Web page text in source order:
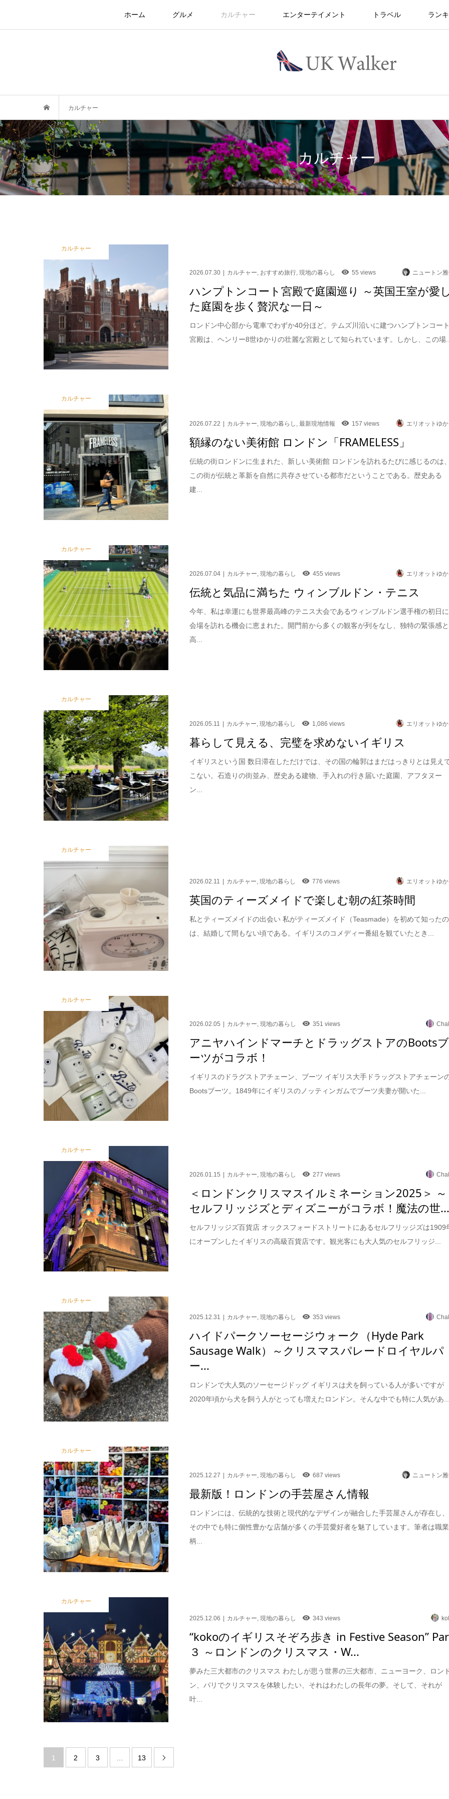
ホーム グルメ カルチャー エンターテイメント トラベル ラン
カルチャー
カルチャー
カルチャー
2026.07.30 カルチャー, おすすめ旅行,現地の暮らし 55 views ニュートン
ハンプトンコート宮殿で庭園巡り ～英国王室が愛し
た庭園を歩く贅沢な一日～
ロンドン中心部から電車でわずか40分ほど。テムズ川沿いに建つハンプトンコート
宮殿は、ヘンリー8世ゆかりの壮麗な宮殿として知られています。しかし、この場...
カルチャー
2026.07.22 カルチャー ,現地の暮らし ,最新現地情報 157 views エリオットゆか
額縁のない美術館 ロンドン「FRAMELESS」
伝統の街ロンドンに生まれた、新しい美術館 ロンドンを訪れるたびに感じるのは、
この街が伝統と革新を自然に共存させている都市だということである。歴史ある
建...
カルチャー
2026.07.04 カルチャー,現地の暮らし 455 views エリオットゆか
伝統と気品に満ちた ウィンブルドン・テニス
今年、私は幸運にも世界最高峰のテニス大会であるウィンブルドン選手権の初日に
会場を訪れる機会に恵まれた。開門前から多くの観客が列をなし、独特の緊張感と
高...
カルチャー
2026.05.11 カルチャー,現地の暮らし 1,086 views エリオットゆか
暮らして見える、完璧を求めないイギリス
イギリスという国 数日滞在しただけでは、その国の輪郭はまだはっきりとは見え
こない。石造りの街並み、歴史ある建物、手入れの行き届いた庭園、アフタヌー
ン...
カルチャー
2026.02.11 カルチャー ,現地の暮らし 776 views エリオットゆか
英国のティーズメイドで楽しむ朝の紅茶時間
私とティーズメイドの出会い 私がティーズメイド（Teasmade）を初めて知ったの
は、結婚して間もない頃である。イギリスのコメディー番組を観ていたとき...
カルチャー
2026.02.05 カルチャー,現地の暮らし 351 views
アニヤハインドマーチとドラッグストアのBootsブ
ーツがコラボ！
イギリスのドラグストアチェーン、ブーツ イギリス大手ドラッグストアチェーン
Bootsブーツ。1849年にイギリスのノッティンガムでブーツ夫妻が開いた...
カルチャー
2026.01.15 カルチャー ,現地の暮らし 277 views
＜ロンドンクリスマスイルミネーション2025＞ ～
セルフリッジズとディズニーがコラボ！魔法の世...
セルフリッジズ百貨店 オックスフォードストリートにあるセルフリッジズは1909
にオープンしたイギリスの高級百貨店です。観光客にも大人気のセルフリッジ...
カルチャー
2025.12.31 カルチャー,現地の暮らし 353 views
ハイドパークソーセージウォーク（Hyde Park
Sausage Walk）～クリスマスパレードロイヤルパ
ー...
ロンドンで大人気のソーセージドッグ イギリスは犬を飼っている人が多いですが
2020年頃から犬を飼う人がとっても増えたロンドン。そんな中でも特に人気があ...
カルチャー
2025.12.27 カルチャー,現地の暮らし 687 views ニュートン
最新版！ロンドンの手芸屋さん情報
ロンドンには、伝統的な技術と現代的なデザインが融合した手芸屋さんが存在し、
その中でも特に個性豊かな店舗が多くの手芸愛好者を魅了しています。筆者は職業
柄...
カルチャー
2025.12.06 カルチャー ,現地の暮らし 343 views
“kokoのイギリスそぞろ歩き in Festive Season”
３ ～ロンドンのクリスマス・W...
夢みた三大都市のクリスマス わたしが思う世界の三大都市、ニューヨーク、ロン
ン、パリでクリスマスを体験したい、それはわたしの長年の夢。そして、それが
叶...
1 2 3 13 